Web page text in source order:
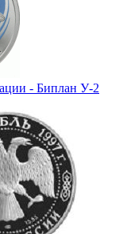
- Биплан У-2